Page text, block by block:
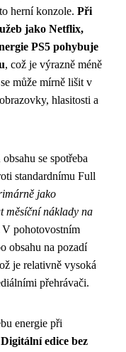
herní konzole. Při
jako Netflix,
PS5 pohybuje
, což je výrazně méně
může mírně lišit v
hlasitosti a
se spotřeba
standardnímu Full
jako
měsíční náklady na
V pohotovostním
obsahu na pozadí
je relativně vysoká
přehrávači.
energie při
Digitální edice bez